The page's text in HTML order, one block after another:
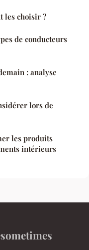
les choisir ?
de conducteurs
: analyse
lors de
les produits
intérieurs